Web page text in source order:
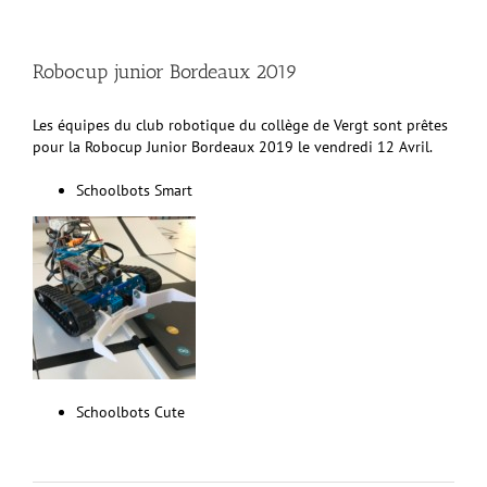
Robocup junior Bordeaux 2019
Les équipes du club robotique du collège de Vergt sont prêtes
pour la Robocup Junior Bordeaux 2019 le vendredi 12 Avril.
Schoolbots Smart
Schoolbots Cute